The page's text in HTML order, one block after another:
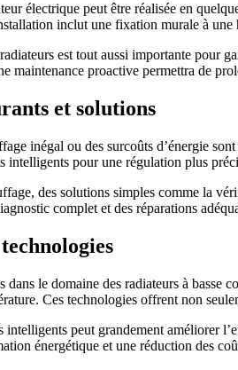
électrique peut être réalisée en
inclut une fixation murale à
est tout aussi importante pour
maintenance proactive permettra de
et solutions
inégal ou des surcoûts d’énergie
intelligents pour une régulation plus
des solutions simples comme la
complet et des réparations
dans le domaine des radiateurs à
Ces technologies offrent non
intelligents peut grandement améliorer
énergétique et une réduction des